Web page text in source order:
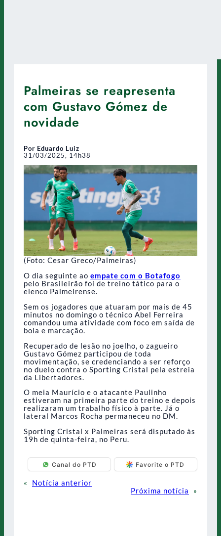
Palmeiras se reapresenta
com Gustavo Gómez de
novidade
Por Eduardo Luiz
31/03/2025, 14h38
(Foto: Cesar Greco/Palmeiras)
O dia seguinte ao empate com o Botafogo
pelo Brasileirão foi de treino tático para o
elenco Palmeirense.
Sem os jogadores que atuaram por mais de 45
minutos no domingo o técnico Abel Ferreira
comandou uma atividade com foco em saída de
bola e marcação.
Recuperado de lesão no joelho, o zagueiro
Gustavo Gómez participou de toda
movimentação, se credenciando a ser reforço
no duelo contra o Sporting Cristal pela estreia
da Libertadores.
O meia Maurício e o atacante Paulinho
estiveram na primeira parte do treino e depois
realizaram um trabalho físico à parte. Já o
lateral Marcos Rocha permaneceu no DM.
Sporting Cristal x Palmeiras será disputado às
19h de quinta-feira, no Peru.
Canal do PTD Favorite o PTD
«
Notícia anterior
Próxima notícia
»